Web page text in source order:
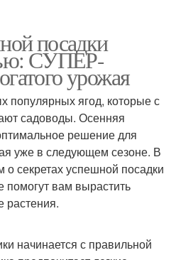
посадки
СУПЕР-
урожая
популярных ягод, которые с
садоводы. Осенняя
решение для
уже в следующем сезоне. В
о секретах успешной посадки
помогут вам вырастить
растения.
начинается с правильной